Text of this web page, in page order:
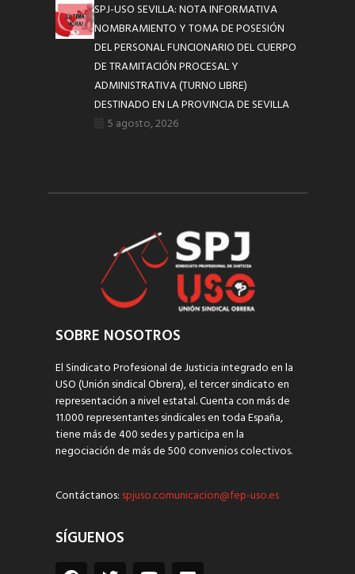
SPJ-USO SEVILLA: NOTA INFORMATIVA
NOMBRAMIENTO Y TOMA DE POSESIÓN
DEL PERSONAL FUNCIONARIO DEL CUERPO
DE TRAMITACIÓN PROCESAL Y
ADMINISTRATIVA (TURNO LIBRE)
DESTINADO EN LA PROVINCIA DE SEVILLA
5 agosto, 2026
SOBRE NOSOTROS
El Sindicato Profesional de Justicia integrado en la
USO (Unión sindical Obrera), el tercer sindicato en
representación a nivel estatal. Cuenta con más de
11.000 representantes sindicales en toda España,
tiene más de 400 sedes y participa en la
negociación de más de 500 convenios colectivos.
Contáctanos: spjuso.comunicacion@fep-uso.es
SÍGUENOS